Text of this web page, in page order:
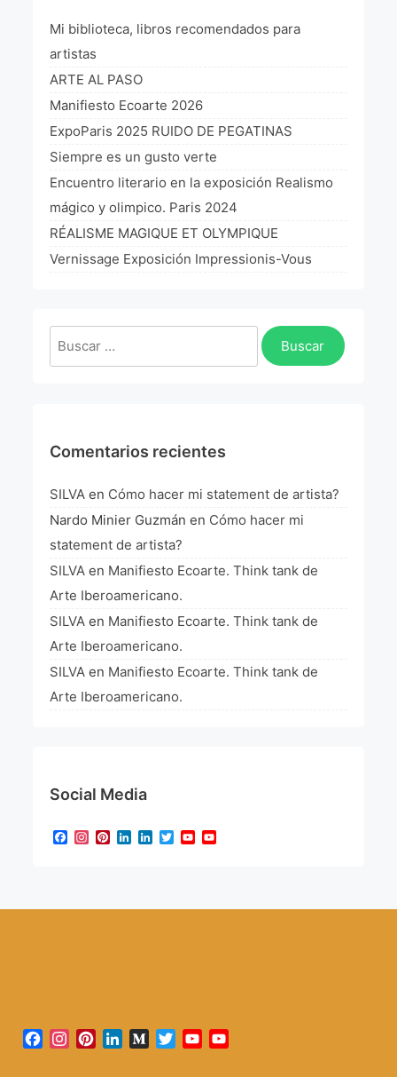
L’art Colombien à Paris 2019
L’art Latino-américain à Paris 2019
Reflecting Source. NY 2019
«Sincronías con sentido» Bogotá Colombia 2019
«Huellas trashumantes» New York 2018
Commissaire D’exposition
Manifiesto Ecoarte
Mi biblioteca, libros recomendados para
artistas
ARTE AL PASO
Manifiesto Ecoarte 2026
ExpoParis 2025 RUIDO DE PEGATINAS
Siempre es un gusto verte
Encuentro literario en la exposición Realismo
mágico y olimpico. Paris 2024
RÉALISME MAGIQUE ET OLYMPIQUE
Vernissage Exposición Impressionis-Vous
Buscar:
Comentarios recientes
SILVA en Cómo hacer mi statement de artista?
Nardo Minier Guzmán en Cómo hacer mi
statement de artista?
SILVA en Manifiesto Ecoarte. Think tank de
Arte Iberoamericano.
SILVA en Manifiesto Ecoarte. Think tank de
Arte Iberoamericano.
SILVA en Manifiesto Ecoarte. Think tank de
Arte Iberoamericano.
Social Media
Facebook
Instagram
Pinterest
LinkedIn
LinkedIn
TwitterYouTube
Facebook
Instagram
PinterestLinkedInMediumTwitterYouTube